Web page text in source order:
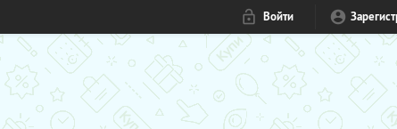
Войти